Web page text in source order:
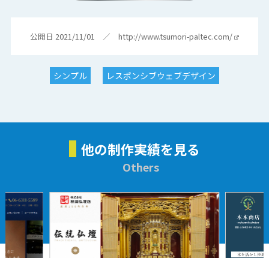
公開日 2021/11/01 ／ http://www.tsumori-paltec.com/
シンプル レスポンシブウェブデザイン
他の制作実績を見る
Others